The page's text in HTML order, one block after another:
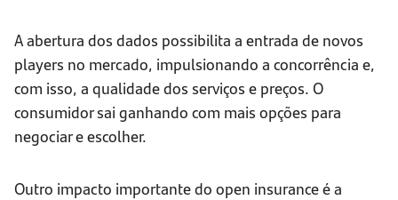
A abertura dos dados possibilita a entrada de novos
players no mercado, impulsionando a concorrência e,
com isso, a qualidade dos serviços e preços. O
consumidor sai ganhando com mais opções para
negociar e escolher.
Outro impacto importante do open insurance é a